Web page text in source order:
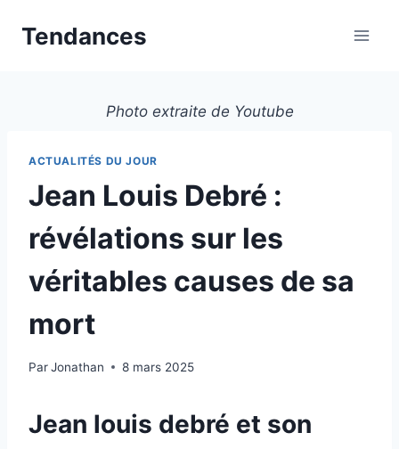
Tendances
Photo extraite de Youtube
ACTUALITÉS DU JOUR
Jean Louis Debré :
révélations sur les
véritables causes de sa
mort
ParJonathan 8 mars 2025
Jean louis debré et son